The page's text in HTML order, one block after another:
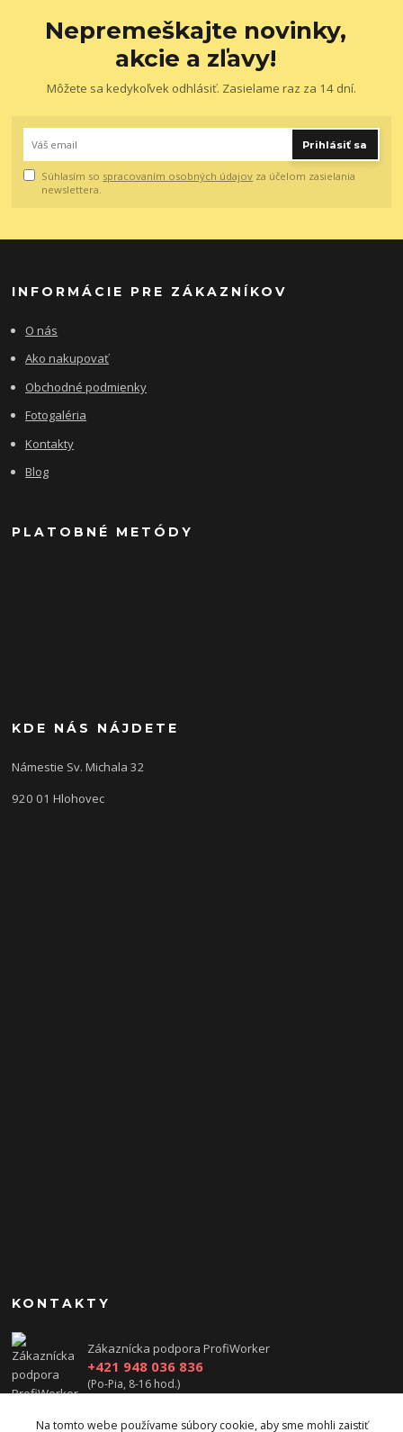
Nepremeškajte novinky,
akcie a zľavy!
Môžete sa kedykoľvek odhlásiť. Zasielame raz za 14 dní.
Prihlásiť sa
Súhlasím so spracovaním osobných údajov za účelom zasielania
newslettera.
INFORMÁCIE PRE ZÁKAZNÍKOV
O nás
Ako nakupovať
Obchodné podmienky
Fotogaléria
Kontakty
Blog
PLATOBNÉ METÓDY
KDE NÁS NÁJDETE
Námestie Sv. Michala 32
920 01 Hlohovec
KONTAKTY
Zákaznícka podpora ProfiWorker
+421 948 036 836
(Po-Pia, 8-16 hod.)
obchod@cge-systems.sk
Na tomto webe používame súbory cookie, aby sme mohli zaistiť